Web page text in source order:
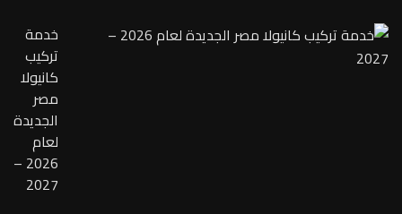
خدمة
تركيب
كانيولا
مصر
الجديدة
لعام
2026 –
2027